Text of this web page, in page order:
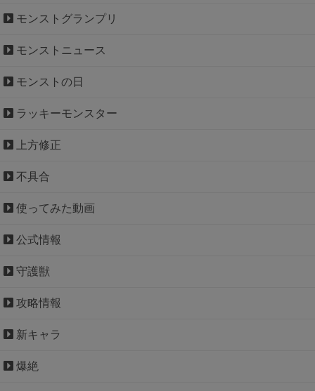
モンストグランプリ
モンストニュース
モンストの日
ラッキーモンスター
上方修正
不具合
使ってみた動画
公式情報
守護獣
攻略情報
新キャラ
爆絶